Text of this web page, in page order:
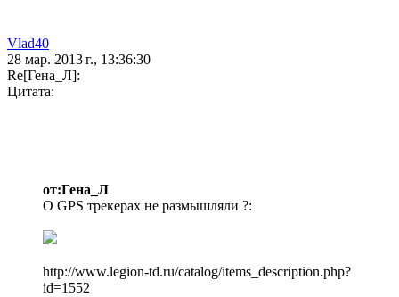
Vlad40
28 мар. 2013 г., 13:36:30
Re[Гена_Л]:
Цитата:
от:Гена_Л
О GPS трекерах не размышляли ?:
http://www.legion-td.ru/catalog/items_description.php?
id=1552